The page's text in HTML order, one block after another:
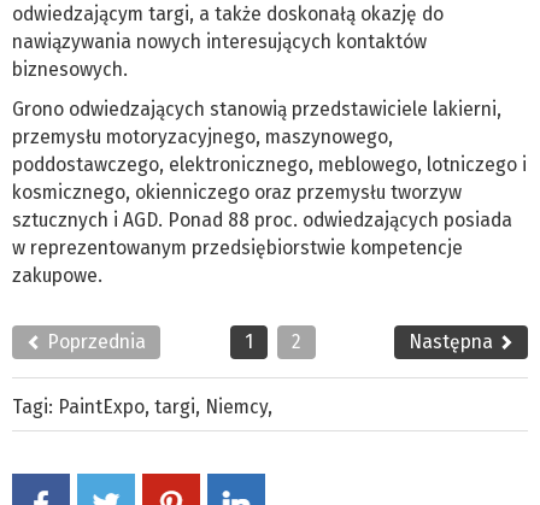
odwiedzającym targi, a także doskonałą okazję do
nawiązywania nowych interesujących kontaktów
biznesowych.
Grono odwiedzających stanowią przedstawiciele lakierni,
przemysłu motoryzacyjnego, maszynowego,
poddostawczego, elektronicznego, meblowego, lotniczego i
kosmicznego, okienniczego oraz przemysłu tworzyw
sztucznych i AGD. Ponad 88 proc. odwiedzających posiada
w reprezentowanym przedsiębiorstwie kompetencje
zakupowe.
Poprzednia 1 2 Następna
Tagi: PaintExpo, targi, Niemcy,